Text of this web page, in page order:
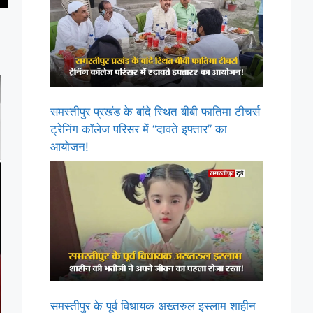
समस्तीपुर प्रखंड के बांदे स्थित बीबी फातिमा टीचर्स
ट्रेनिंग कॉलेज परिसर में “दावते इफ्तार” का
आयोजन!
समस्तीपुर के पूर्व विधायक अख्तरुल इस्लाम शाहीन